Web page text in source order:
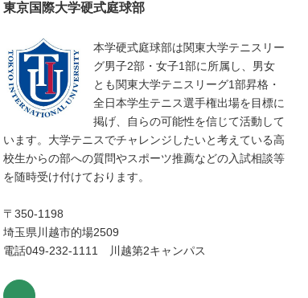
東京国際大学硬式庭球部
本学硬式庭球部は関東大学テニスリー
グ男子2部・女子1部に所属し、男女
とも関東大学テニスリーグ1部昇格・
全日本学生テニス選手権出場を目標に
掲げ、自らの可能性を信じて活動して
います。大学テニスでチャレンジしたいと考えている高
校生からの部への質問やスポーツ推薦などの入試相談等
を随時受け付けております。
〒350-1198
埼玉県川越市的場2509
電話049-232-1111 川越第2キャンパス